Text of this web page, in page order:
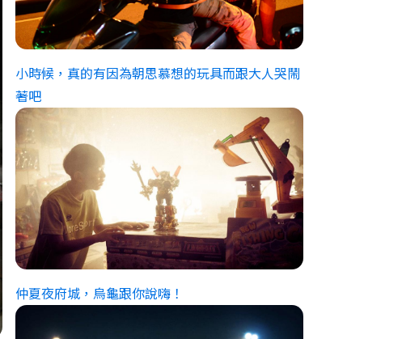
小時候，真的有因為朝思慕想的玩具而跟大人哭鬧
著吧
仲夏夜府城，烏龜跟你說嗨！